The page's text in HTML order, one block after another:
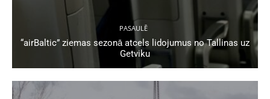
PASAULĒ
“airBaltic” ziemas sezonā atcels lidojumus no Tallinas uz
Getviku